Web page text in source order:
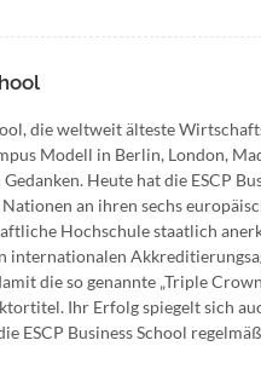
die weltweit älteste
Modell in Berlin, London,
Heute hat die ESCP
an ihren sechs
Hochschule staatlich
internationalen
die so genannte „Triple
Ihr Erfolg spiegelt sich
ESCP Business School